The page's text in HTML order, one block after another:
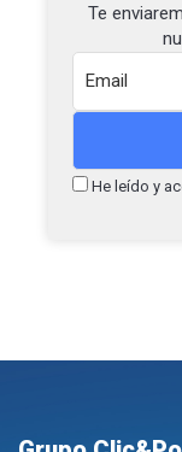
Te
He leído y